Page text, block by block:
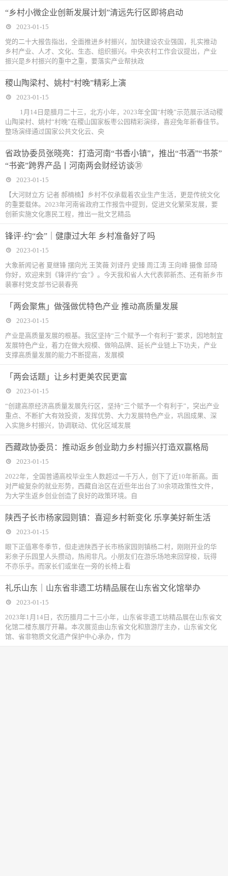
“乡村小微企业创新发展计划”清远先行区即将启动
2023-01-15
党的二十大报告指出，全面推进乡村振兴，加快建设农业强国，扎实推动
乡村产业、人才、文化、生态、组织振兴。中央农村工作会议提出，产业
振兴是乡村振兴的重中之重，要落实产业帮扶政
稷山陶梁村、姚村“村晚”精彩上演
2023-01-15
1月14日是腊月二十三，北方小年，2023年全国“村晚”示范展示活动稷
山陶梁村、姚村“村晚”在稷山国家板枣公园精彩演绎，喜迎兔年新春佳节。
整场演绎通过国家公共文化云、央
省政协委员张晓亮：打造河南“书香小镇”，推出“书酒”“书茶”
“书瓷”跨界产品丨河南两会财经访谈㉛
2023-01-15
【大河财立方 记者 郝楠楠】乡村不仅承载着农业生产生活，更是传统文化
的重要载体。2023年河南省政府工作报告中提到，促进文化繁荣发展，要
创新实施文化惠民工程，推出一批文艺精品
锋评·约“会”｜健康过大年 乡村准备好了吗
2023-01-15
大象新闻记者 夏继锋 摆向光 王笑薇 刘译丹 史臻 周江涛 王向峰 摄像 邱琦
你好，欢迎来到《锋评约“会”》。今天我和省人大代表郭新杰、还有新乡市
裴寨村党支部书记裴春亮
「两会聚焦」做强做优特色产业 推动高质量发展
2023-01-15
产业是高质量发展的根基。我区坚持“三个赋予一个有利于”要求，因地制宜
发展特色产业，着力在做大规模、做响品牌、延长产业链上下功夫，产业
支撑高质量发展的能力不断提高，发展模
「两会话题」让乡村更美农民更富
2023-01-15
“创建高原经济高质量发展先行区，坚持“三个赋予一个有利于”，突出产业
重点、不断扩大有效投资，发挥优势、大力发展特色产业，巩固成果、深
入实施乡村振兴，协调联动、优化区域发展
西藏政协委员：推动返乡创业助力乡村振兴打造双赢格局
2023-01-15
2022年，全国普通高校毕业生人数超过一千万人，创下了近10年新高。面
对严峻复杂的就业形势，西藏自治区在近些年出台了30余项政策性文件，
为大学生返乡创业创造了良好的政策环境。自
陕西子长市杨家园则镇：喜迎乡村新变化 乐享美好新生活
2023-01-15
眼下正值寒冬季节，但走进陕西子长市杨家园则镇杨二村，刚刚开业的华
彩亲子乐园里人头攒动，热闹非凡。小朋友们在游乐场地来回穿梭，玩得
不亦乐乎。而家长们或坐在一旁的长椅上看
礼乐山东｜山东省非遗工坊精品展在山东省文化馆举办
2023-01-15
2023年1月14日，农历腊月二十三小年，山东省非遗工坊精品展在山东省文
化馆二楼东展厅开幕。本次展览由山东省文化和旅游厅主办，山东省文化
馆、省非物质文化遗产保护中心承办，作为